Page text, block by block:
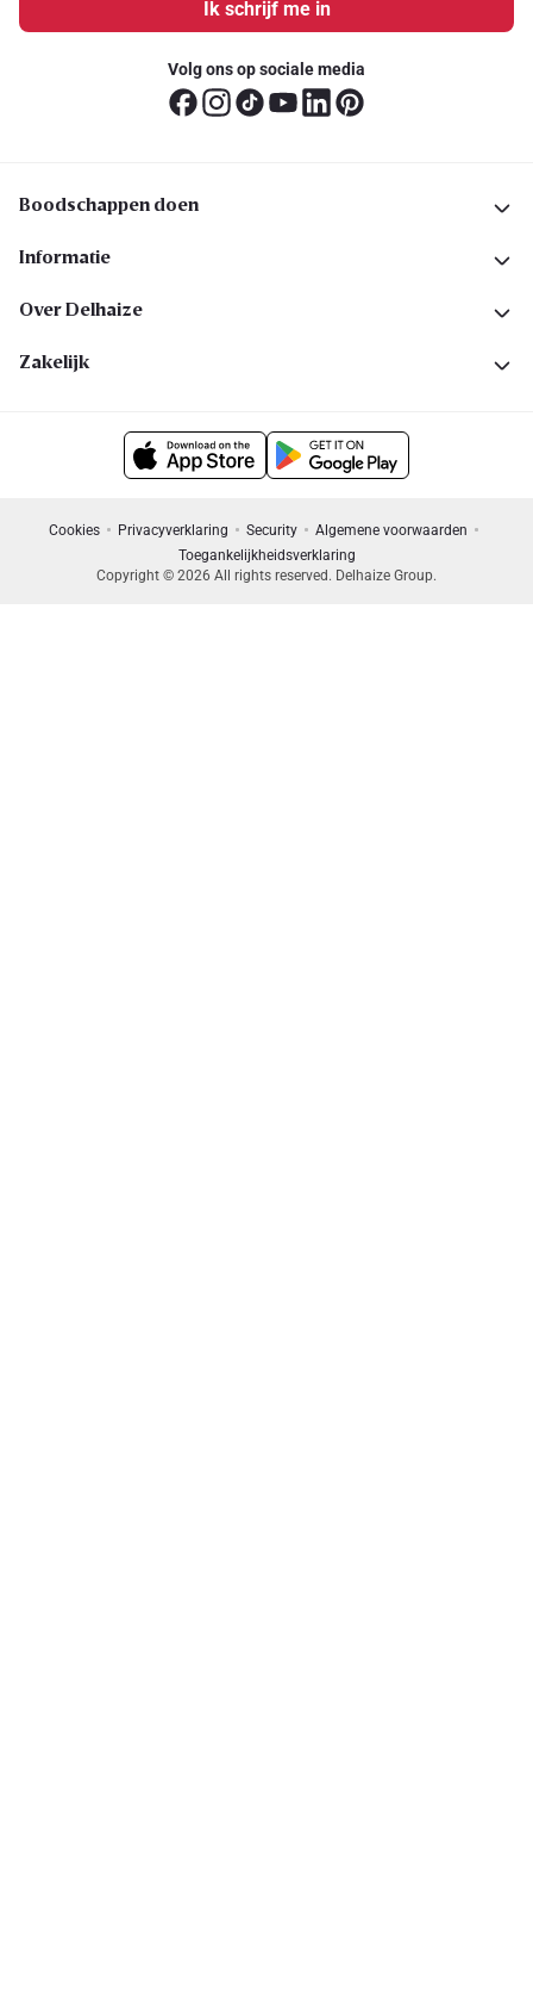
Ik schrijf me in
Volg ons op sociale media
Boodschappen doen
Informatie
Over Delhaize
Zakelijk
Cookies Privacyverklaring Security
Algemene voorwaarden
Toegankelijkheidsverklaring
Copyright © 2026 All rights reserved. Delhaize Group.